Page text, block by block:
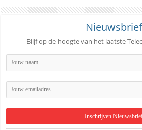
Nieuwsbrief
Blijf op de hoogte van het laatste